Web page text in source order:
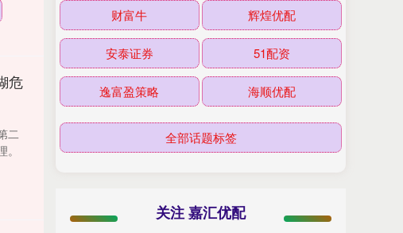
危
二
财富牛 辉煌优配
安泰证券 51配资
逸富盈策略 海顺优配
全部话题标签
关注 嘉汇优配